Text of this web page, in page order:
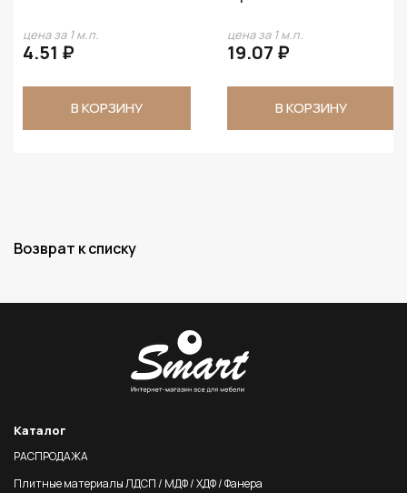
цена за 1 м.п.
4.51 ₽
В КОРЗИНУ
цена за 1 м.п.
19.07 ₽
В КОРЗИНУ
Возврат к списку
Каталог
РАСПРОДАЖА
Плитные материалы ЛДСП / МДФ / ХДФ / Фанера